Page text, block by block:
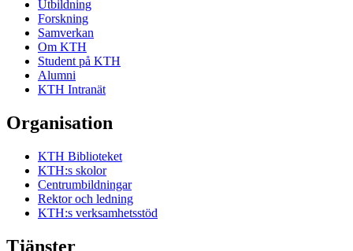
Utbildning
Forskning
Samverkan
Om KTH
Student på KTH
Alumni
KTH Intranät
Organisation
KTH Biblioteket
KTH:s skolor
Centrumbildningar
Rektor och ledning
KTH:s verksamhetsstöd
Tjänster